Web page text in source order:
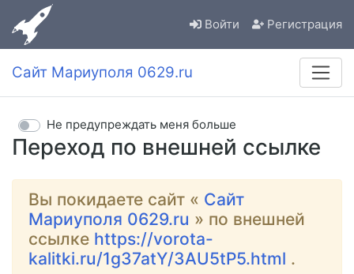
Войти Регистрация
Сайт Мариуполя 0629.ru
Переход по внешней ссылке
Не предупреждать меня больше
Вы покидаете сайт « Сайт
Мариуполя 0629.ru » по внешней
ссылке https://vorota-
kalitki.ru/1g37atY/3AU5tP5.html .